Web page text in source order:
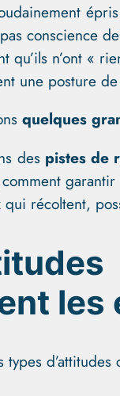
conscience
qu’ils n’ont «
une posture
quelques
des pistes de
récoltent,
les
types